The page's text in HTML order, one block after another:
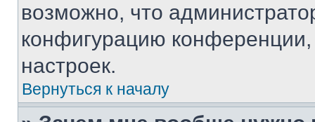
возможно, что
конфигурацию
настроек.
Вернуться к началу